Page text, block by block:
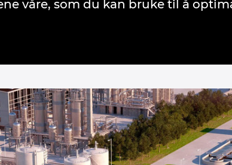
våre, som du kan bruke til å